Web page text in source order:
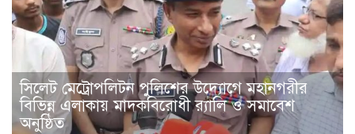
সিলেট মেট্রোপলিটন পুলিশের উদ্যোগে মহানগরীর
বিভিন্ন এলাকায় মাদকবিরোধী র‍্যালি ও সমাবেশ
অনুষ্ঠিত